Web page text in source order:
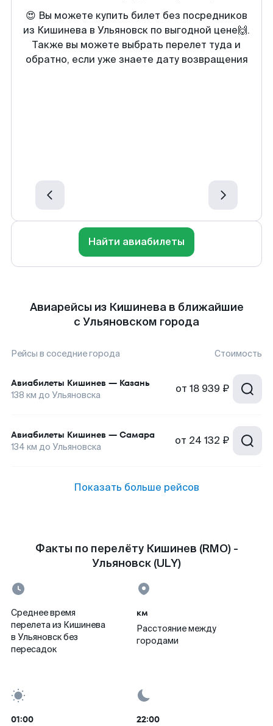
😍 Вы можете купить билет без посредников
из Кишинева в Ульяновск по выгодной цене🙌.
Также вы можете выбрать перелет туда и
обратно, если уже знаете дату возвращения
Найти авиабилеты
Авиарейсы из Кишинева в ближайшие
с Ульяновском города
Рейсы в соседние города Стоимость
Авиабилеты Кишинев — Казань
138 км до Ульяновска от 18 939 ₽
Авиабилеты Кишинев — Самара
134 км до Ульяновска от 24 132 ₽
Показать больше рейсов
Факты по перелёту Кишинев (RMO) -
Ульяновск (ULY)
Среднее время
перелета из Кишинева
в Ульяновск без
пересадок
км
Расстояние между
городами
01:00 22:00